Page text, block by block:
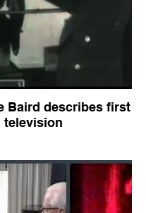
Baird describes first
television